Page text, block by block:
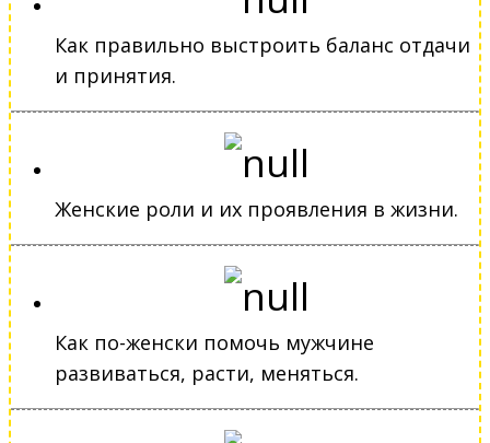
Как правильно выстроить баланс отдачи
и принятия.
Женские роли и их проявления в жизни.
Как по-женски помочь мужчине
развиваться, расти, меняться.